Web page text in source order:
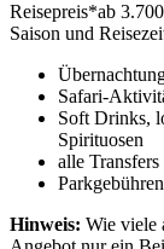
Reisepreis*ab
Saison und
Safari-
Soft Drinks,
Spirituosen
alle
Parkgebühren
Hinweis: Wie viele